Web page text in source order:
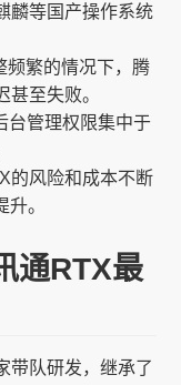
麟等国产操作系统
频繁的情况下，腾
至失败。
台管理权限集中于
的风险和成本不断
。
通RTX最
带队研发，继承了